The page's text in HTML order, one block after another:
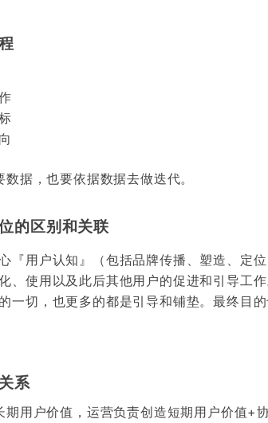
据，也要依据数据去做迭代。
的区别和关联
『用户认知』（包括品牌传播、塑造、定位
、使用以及此后其他用户的促进和引导工
一切，也更多的都是引导和铺垫。最终目
系
期用户价值，运营负责创造短期用户价值+